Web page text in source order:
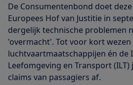
De Consumentenbond doet
Europees Hof van Justitie in
dergelijk technische problemen
'overmacht'. Tot voor kort wezen
luchtvaartmaatschappijen én de
Leefomgeving en Transport
claims van passagiers af.